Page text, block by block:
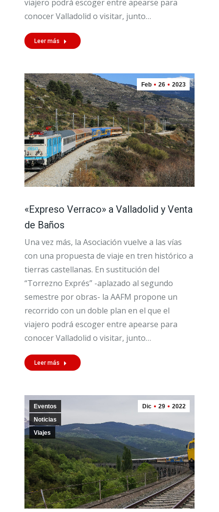
viajero podrá escoger entre apearse para
conocer Valladolid o visitar, junto…
Leer más
Feb 26 2023
«Expreso Verraco» a Valladolid y Venta
de Baños
Una vez más, la Asociación vuelve a las vías
con una propuesta de viaje en tren histórico a
tierras castellanas. En sustitución del
“Torrezno Exprés” -aplazado al segundo
semestre por obras- la AAFM propone un
recorrido con un doble plan en el que el
viajero podrá escoger entre apearse para
conocer Valladolid o visitar, junto…
Leer más
Dic 29 2022
Eventos
Noticias
Viajes